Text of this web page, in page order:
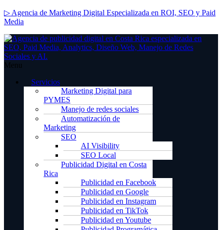
▷ Agencia de Marketing Digital Especializada en ROI, SEO y Paid
Media
Menu
Servicios
Marketing Digital para
PYMES
Manejo de redes sociales
Automatización de
Marketing
SEO
AI Visibility
SEO Local
Publicidad Digital en Costa
Rica
Publicidad en Facebook
Publicidad en Google
Publicidad en Instagram
Publicidad en TikTok
Publicidad en Youtube